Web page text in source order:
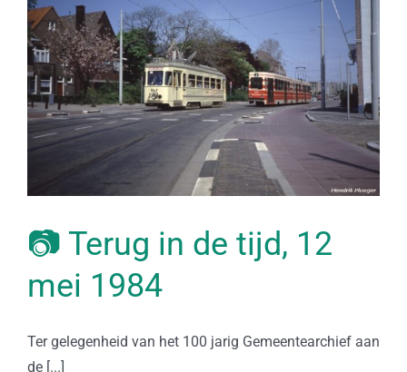
📷 Terug in de tijd, 12
mei 1984
Ter gelegenheid van het 100 jarig Gemeentearchief aan
de [...]